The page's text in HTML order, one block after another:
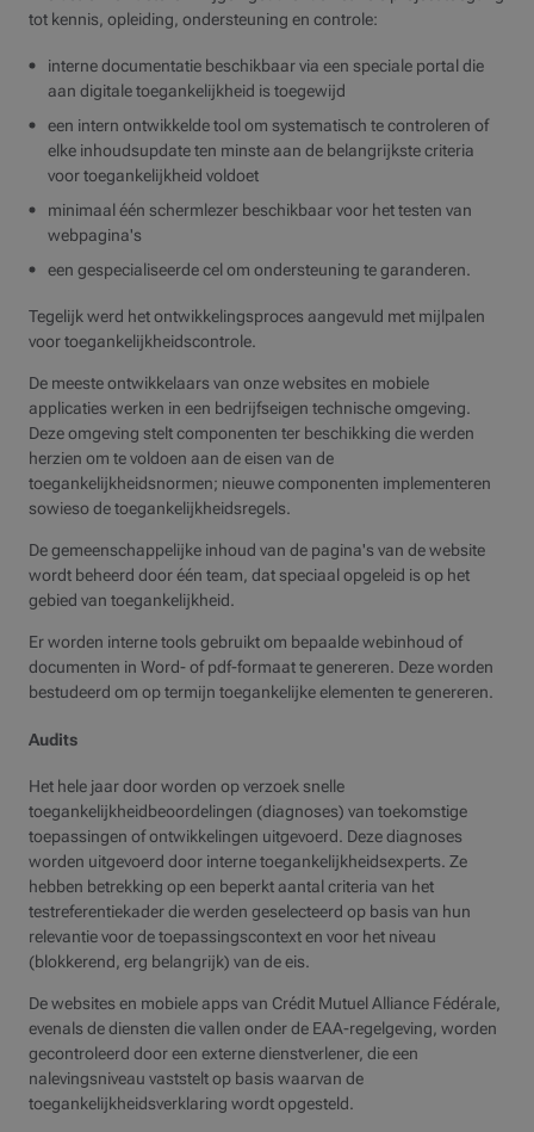
tot kennis, opleiding, ondersteuning en controle:
interne documentatie beschikbaar via een speciale portal die
aan digitale toegankelijkheid is toegewijd
een intern ontwikkelde tool om systematisch te controleren of
elke inhoudsupdate ten minste aan de belangrijkste criteria
voor toegankelijkheid voldoet
minimaal één schermlezer beschikbaar voor het testen van
webpagina's
een gespecialiseerde cel om ondersteuning te garanderen.
Tegelijk werd het ontwikkelingsproces aangevuld met mijlpalen
voor toegankelijkheidscontrole.
De meeste ontwikkelaars van onze websites en mobiele
applicaties werken in een bedrijfseigen technische omgeving.
Deze omgeving stelt componenten ter beschikking die werden
herzien om te voldoen aan de eisen van de
toegankelijkheidsnormen; nieuwe componenten implementeren
sowieso de toegankelijkheidsregels.
De gemeenschappelijke inhoud van de pagina's van de website
wordt beheerd door één team, dat speciaal opgeleid is op het
gebied van toegankelijkheid.
Er worden interne tools gebruikt om bepaalde webinhoud of
documenten in Word- of pdf-formaat te genereren. Deze worden
bestudeerd om op termijn toegankelijke elementen te genereren.
Audits
Het hele jaar door worden op verzoek snelle
toegankelijkheidbeoordelingen (diagnoses) van toekomstige
toepassingen of ontwikkelingen uitgevoerd. Deze diagnoses
worden uitgevoerd door interne toegankelijkheidsexperts. Ze
hebben betrekking op een beperkt aantal criteria van het
testreferentiekader die werden geselecteerd op basis van hun
relevantie voor de toepassingscontext en voor het niveau
(blokkerend, erg belangrijk) van de eis.
De websites en mobiele apps van Crédit Mutuel Alliance Fédérale,
evenals de diensten die vallen onder de EAA-regelgeving, worden
gecontroleerd door een externe dienstverlener, die een
nalevingsniveau vaststelt op basis waarvan de
toegankelijkheidsverklaring wordt opgesteld.